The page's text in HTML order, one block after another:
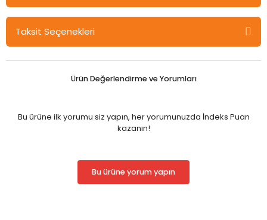
Klas Spiralli Bloknot A5 Çizgili 72 Yaprak
Taksit Seçenekleri
Ürün Değerlendirme ve Yorumları
Bu ürüne ilk yorumu siz yapın, her yorumunuzda İndeks Puan
kazanın!
Bu ürüne yorum yapın